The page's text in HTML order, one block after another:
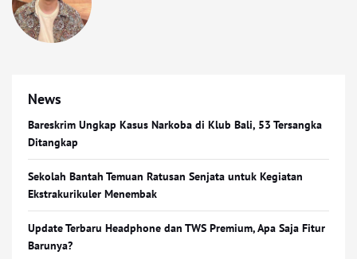
News
Bareskrim Ungkap Kasus Narkoba di Klub Bali, 53 Tersangka
Ditangkap
Sekolah Bantah Temuan Ratusan Senjata untuk Kegiatan
Ekstrakurikuler Menembak
Update Terbaru Headphone dan TWS Premium, Apa Saja Fitur
Barunya?